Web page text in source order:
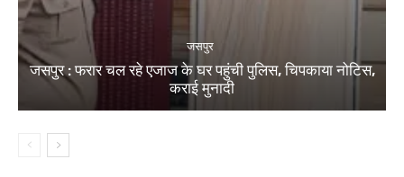
जसपुर
जसपुर : फरार चल रहे एजाज के घर पहुंची पुलिस, चिपकाया नोटिस,
कराई मुनादी